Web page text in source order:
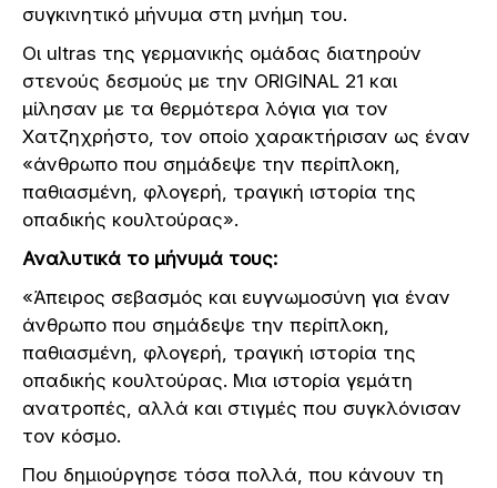
συγκινητικό μήνυμα στη μνήμη του.
Οι ultras της γερμανικής ομάδας διατηρούν
στενούς δεσμούς με την ORIGINAL 21 και
μίλησαν με τα θερμότερα λόγια για τον
Χατζηχρήστο, τον οποίο χαρακτήρισαν ως έναν
«άνθρωπο που σημάδεψε την περίπλοκη,
παθιασμένη, φλογερή, τραγική ιστορία της
οπαδικής κουλτούρας».
Αναλυτικά το μήνυμά τους:
«Άπειρος σεβασμός και ευγνωμοσύνη για έναν
άνθρωπο που σημάδεψε την περίπλοκη,
παθιασμένη, φλογερή, τραγική ιστορία της
οπαδικής κουλτούρας. Μια ιστορία γεμάτη
ανατροπές, αλλά και στιγμές που συγκλόνισαν
τον κόσμο.
Που δημιούργησε τόσα πολλά, που κάνουν τη